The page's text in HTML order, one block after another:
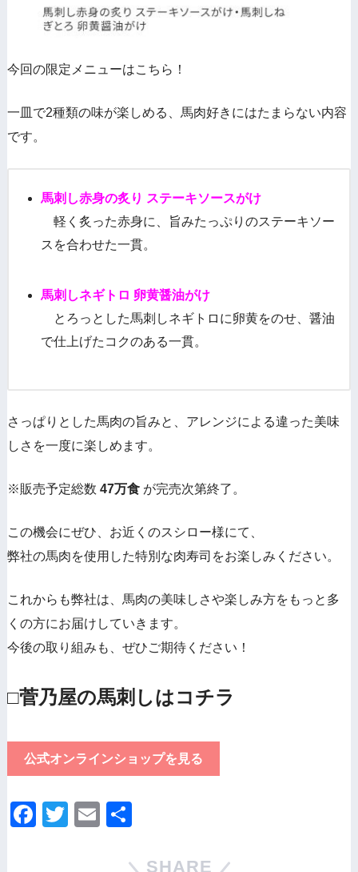
今回の限定メニューはこちら！
一皿で2種類の味が楽しめる、馬肉好きにはたまらない内容
です。
馬刺し赤身の炙り ステーキソースがけ
軽く炙った赤身に、旨みたっぷりのステーキソー
スを合わせた一貫。
馬刺しネギトロ 卵黄醤油がけ
とろっとした馬刺しネギトロに卵黄をのせ、醤油
で仕上げたコクのある一貫。
さっぱりとした馬肉の旨みと、アレンジによる違った美味
しさを一度に楽しめます。
※販売予定総数 47万食が完売次第終了。
この機会にぜひ、お近くのスシロー様にて、
弊社の馬肉を使用した特別な肉寿司をお楽しみください。
これからも弊社は、馬肉の美味しさや楽しみ方をもっと多
くの方にお届けしていきます。
今後の取り組みも、ぜひご期待ください！
□菅乃屋の馬刺しはコチラ
公式オンラインショップを見る
F
T
E
SHARE